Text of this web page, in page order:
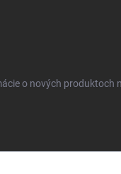
o nových produktoch